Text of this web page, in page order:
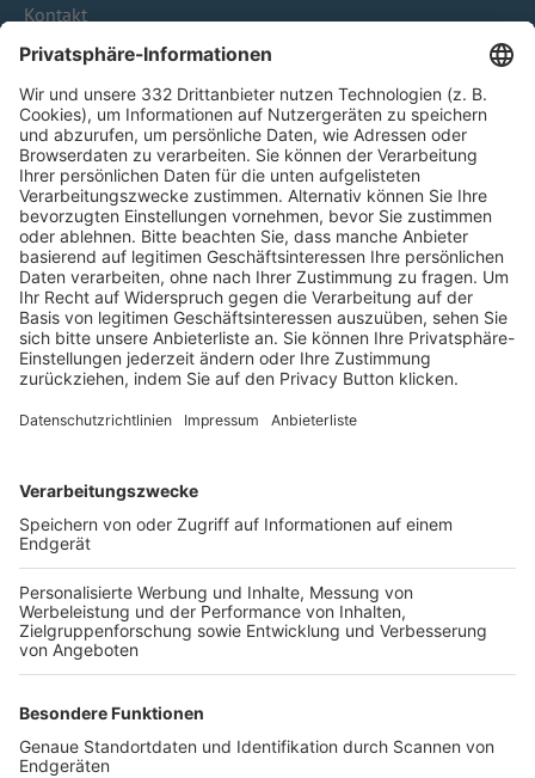
Kontakt
HÄUFIG BESUCHTE SEITEN
Pässe und Vereinswechsel
Trainerausbildung
Schulungsangebot Vereinsmitarbeiter
BFV-Geschäftsstellen
Trainerbörse
Login SpielPlus
FOLGE DEM BFV
TOP-VEREINE
TOP-PARTNER